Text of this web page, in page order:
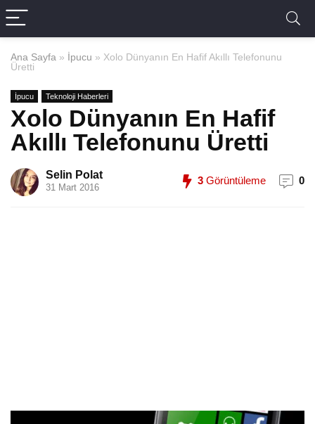
Ana Sayfa » İpucu » Xolo Dünyanın En Hafif Akıllı Telefonunu
Üretti
İpucu Teknoloji Haberleri
Xolo Dünyanın En Hafif
Akıllı Telefonunu Üretti
Selin Polat
31 Mart 2016
3 Görüntüleme 0